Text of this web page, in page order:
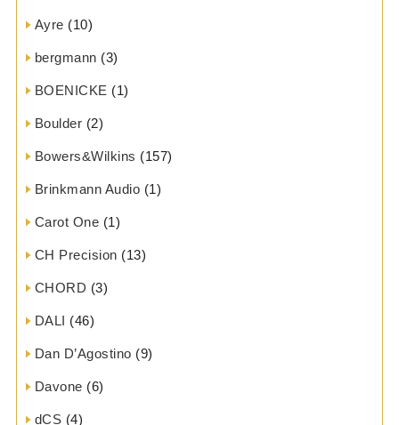
Ayre (10)
bergmann (3)
BOENICKE (1)
Boulder (2)
Bowers&Wilkins (157)
Brinkmann Audio (1)
Carot One (1)
CH Precision (13)
CHORD (3)
DALI (46)
Dan D’Agostino (9)
Davone (6)
dCS (4)